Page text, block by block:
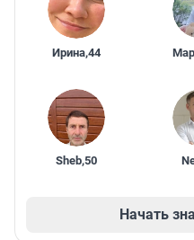
Ирина,44
Sheb,50
Начать